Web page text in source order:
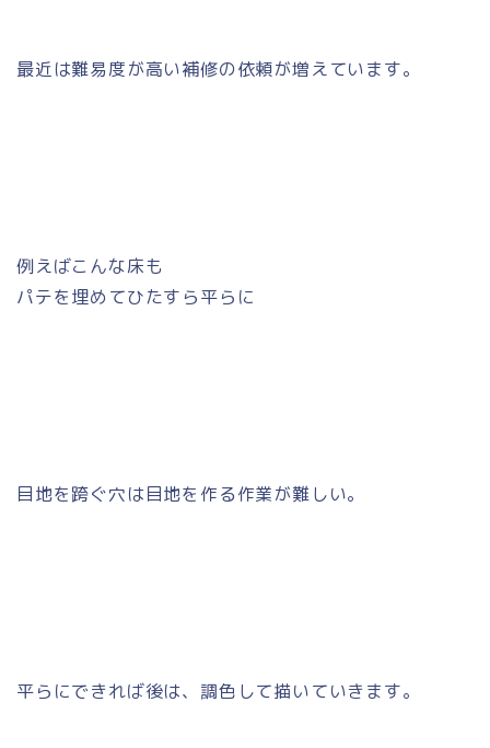
最近は難易度が高い補修の依頼が増えています。
例えばこんな床も
パテを埋めてひたすら平らに
目地を跨ぐ穴は目地を作る作業が難しい。
平らにできれば後は、調色して描いていきます。